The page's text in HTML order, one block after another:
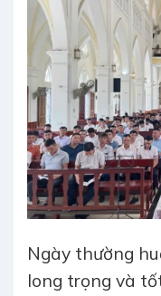
Ngày thường
long trọng và